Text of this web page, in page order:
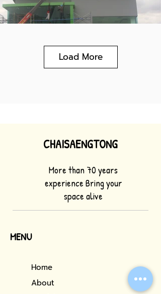
Load More
MENU
CHAISAENGTONG
More than 70 years
experience Bring your
space alive
Home
About